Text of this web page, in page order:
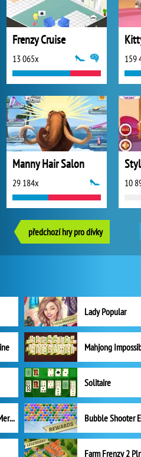
Frenzy Cruise
13 065x 159
Manny Hair Salon
29 184x 10
předchozí hry pro dívky
Lady Popular
Mahjong
Solitaire
Mergest Kingdom: Merge Puzzle